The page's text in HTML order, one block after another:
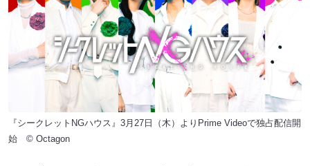
『シークレットNGハウス』3月27日（木）よりPrime Videoで独占配信開
始 © Octagon